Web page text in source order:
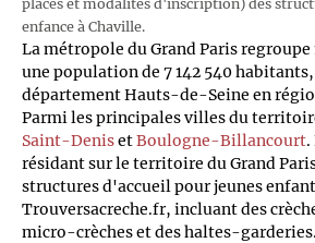
places et modalités d'inscription) des
enfance à Chaville.
La métropole du Grand Paris
une population de 7 142 540
département Hauts-de-Seine en
Parmi les principales villes du
Saint-DenisetBoulogne-Billancourt
résidant sur le territoire du Grand
structures d'accueil pour jeunes
Trouversacreche.fr, incluant des
micro-crèches et des haltes-